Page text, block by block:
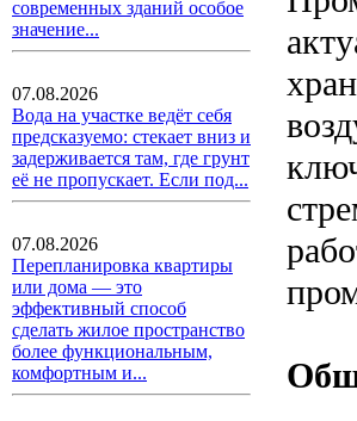
современных зданий особое
значение...
07.08.2026
Вода на участке ведёт себя
предсказуемо: стекает вниз и
задерживается там, где грунт
её не пропускает. Если под...
07.08.2026
Перепланировка квартиры
или дома — это
эффективный способ
сделать жилое пространство
более функциональным,
комфортным и...